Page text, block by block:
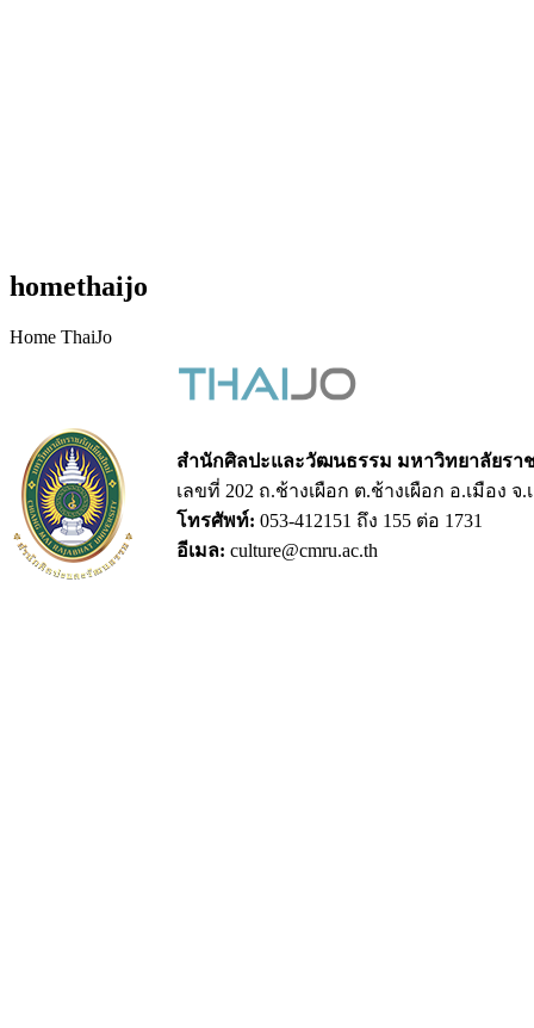
homethaijo
Home ThaiJo
สำนักศิลปะและวัฒนธรรม มหาวิทยาลัยรา
เลขที่ 202 ถ.ช้างเผือก ต.ช้างเผือก อ.เมือง จ.
โทรศัพท์: 053-412151 ถึง 155 ต่อ 1731
อีเมล: culture@cmru.ac.th